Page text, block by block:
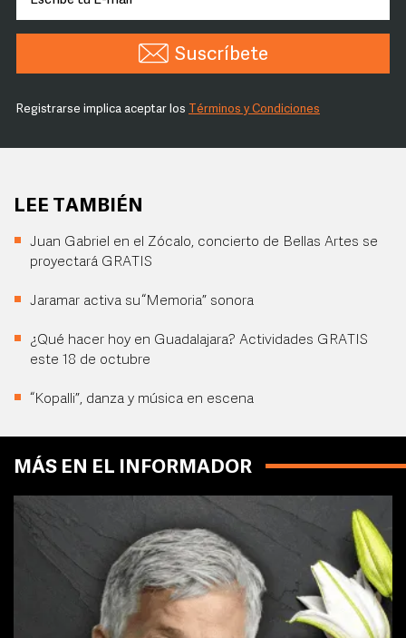
Suscríbete
Registrarse implica aceptar los Términos y Condiciones
LEE TAMBIÉN
Juan Gabriel en el Zócalo, concierto de Bellas Artes se
proyectará GRATIS
Jaramar activa su “Memoria” sonora
¿Qué hacer hoy en Guadalajara? Actividades GRATIS
este 18 de octubre
“Kopalli”, danza y música en escena
MÁS EN EL INFORMADOR